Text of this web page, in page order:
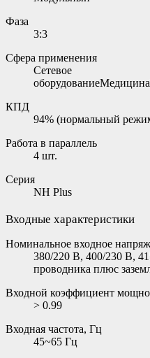
Фаза
3:3
Сфера применения
Сетевое
КПД
94% (нормальный
Работа в параллель
4 шт.
Серия
NH Plus
Входные характеристики
Номинальное входное
380/220 В, 400/230 В,
проводника плюс
Входной коэффициент
> 0.99
Входная частота, Гц
45~65 Гц